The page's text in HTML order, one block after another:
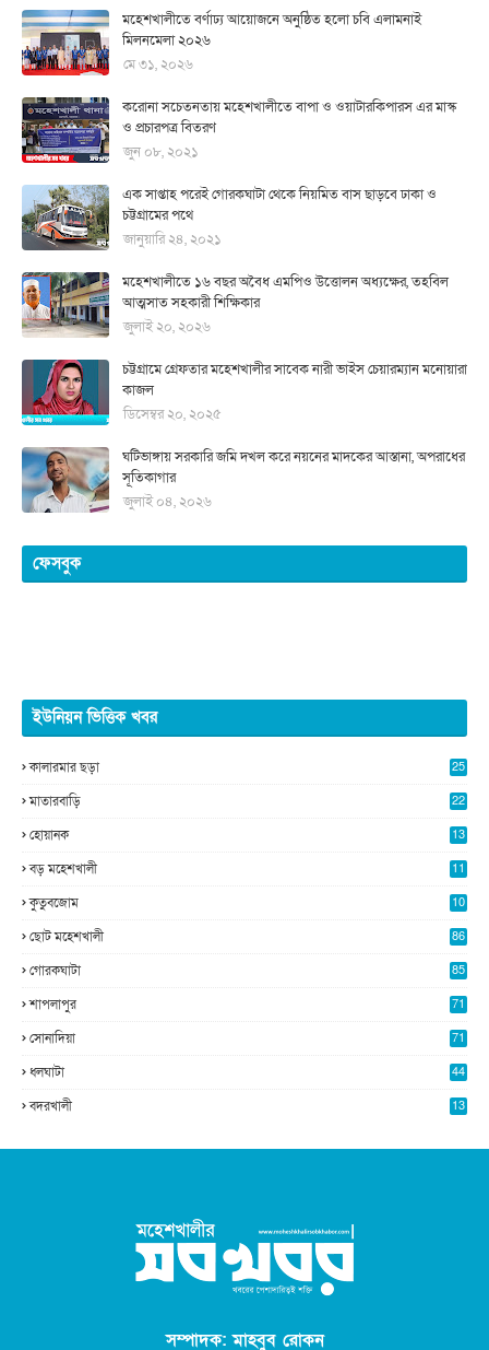
মহেশখালীতে বর্ণাঢ্য আয়োজনে অনুষ্ঠিত হলো চবি এলামনাই
মিলনমেলা ২০২৬
মে ৩১, ২০২৬
করোনা সচেতনতায় মহেশখালীতে বাপা ও ওয়াটারকিপারস এর মাস্ক
ও প্রচারপত্র বিতরণ
জুন ০৮, ২০২১
এক সাপ্তাহ পরেই গোরকঘাটা থেকে নিয়মিত বাস ছাড়বে ঢাকা ও
চট্টগ্রামের পথে
জানুয়ারি ২৪, ২০২১
মহেশখালীতে ১৬ বছর অবৈধ এমপিও উত্তোলন অধ্যক্ষের, তহবিল
আত্মসাত সহকারী শিক্ষিকার
জুলাই ২০, ২০২৬
চট্টগ্রামে গ্রেফতার মহেশখালীর সাবেক নারী ভাইস চেয়ারম্যান মনোয়ারা
কাজল
ডিসেম্বর ২০, ২০২৫
ঘটিভাঙ্গায় সরকারি জমি দখল করে নয়নের মাদকের আস্তানা, অপরাধের
সূতিকাগার
জুলাই ০৪, ২০২৬
ফেসবুক
ইউনিয়ন ভিত্তিক খবর
কালারমার ছড়া
25
মাতারবাড়ি
22
হোয়ানক
13
বড় মহেশখালী
11
কুতুবজোম
10
ছোট মহেশখালী 86
গোরকঘাটা 85
শাপলাপুর 71
সোনাদিয়া 71
ধলঘাটা 44
বদরখালী 13
সম্পাদক: মাহবুব রোকন